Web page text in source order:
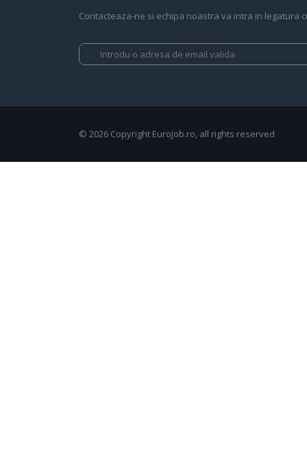
Contacteaza-ne si echipa noastra va intra in legatura
© 2026 Copyright EuroJob.ro, all rights reserved